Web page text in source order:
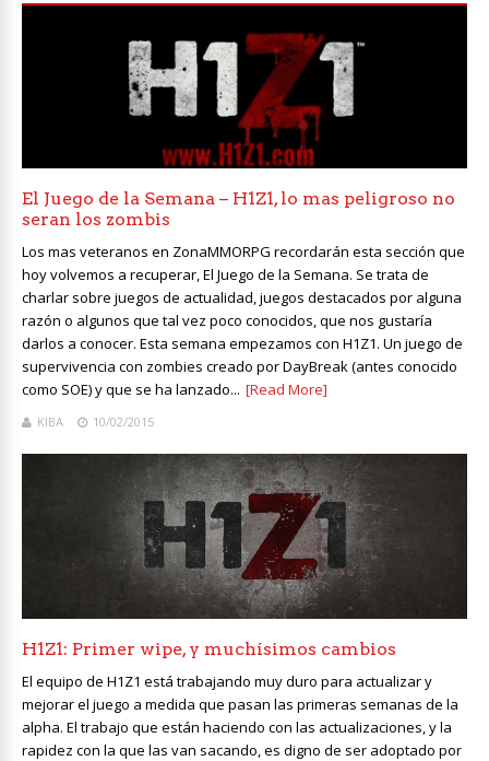
El Juego de la Semana – H1Z1, lo mas peligroso no
seran los zombis
Los mas veteranos en ZonaMMORPG recordarán esta sección que
hoy volvemos a recuperar, El Juego de la Semana. Se trata de
charlar sobre juegos de actualidad, juegos destacados por alguna
razón o algunos que tal vez poco conocidos, que nos gustaría
darlos a conocer. Esta semana empezamos con H1Z1. Un juego de
supervivencia con zombies creado por DayBreak (antes conocido
como SOE) y que se ha lanzado... [Read More]
KIBA 10/02/2015
H1Z1: Primer wipe, y muchísimos cambios
El equipo de H1Z1 está trabajando muy duro para actualizar y
mejorar el juego a medida que pasan las primeras semanas de la
alpha. El trabajo que están haciendo con las actualizaciones, y la
rapidez con la que las van sacando, es digno de ser adoptado por